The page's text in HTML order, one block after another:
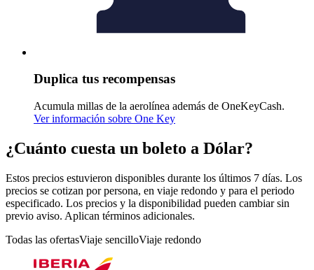
Duplica tus recompensas
Acumula millas de la aerolínea además de OneKeyCash.
Ver información sobre One Key
¿Cuánto cuesta un boleto a Dólar?
Estos precios estuvieron disponibles durante los últimos 7 días. Los
precios se cotizan por persona, en viaje redondo y para el periodo
especificado. Los precios y la disponibilidad pueden cambiar sin
previo aviso. Aplican términos adicionales.
Todas las ofertasViaje sencilloViaje redondo